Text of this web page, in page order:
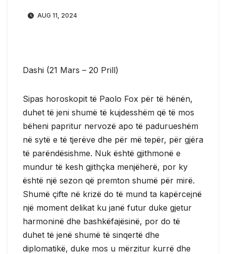
AUG 11, 2024
Dashi (21 Mars – 20 Prill)
Sipas horoskopit të Paolo Fox për të hënën,
duhet të jeni shumë të kujdesshëm që të mos
bëheni papritur nervozë apo të padurueshëm
në sytë e të tjerëve dhe për më tepër, për gjëra
të parëndësishme. Nuk është gjithmonë e
mundur të kesh gjithçka menjëherë, por ky
është një sezon që premton shumë për mirë.
Shumë çifte në krizë do të mund ta kapërcejnë
një moment delikat ku janë futur duke gjetur
harmoninë dhe bashkëfajësinë, por do të
duhet të jenë shumë të sinqertë dhe
diplomatikë, duke mos u mërzitur kurrë dhe